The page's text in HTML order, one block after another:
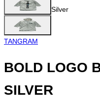
Silver
TANGRAM
BOLD LOGO
SILVER